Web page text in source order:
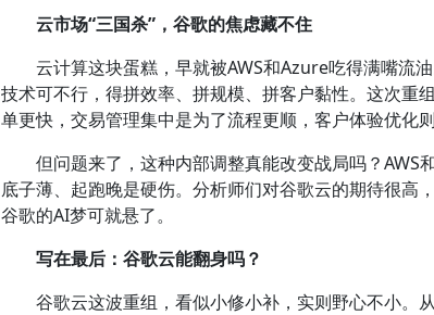
云市场“三国杀”，谷歌的焦虑藏不住
云计算这块蛋糕，早就被AWS和Azure吃得满嘴流
技术可不行，得拼效率、拼规模、拼客户黏性。这次重
单更快，交易管理集中是为了流程更顺，客户体验优化
但问题来了，这种内部调整真能改变战局吗？AWS
底子薄、起跑晚是硬伤。分析师们对谷歌云的期待很高
谷歌的AI梦可就悬了。
写在最后：谷歌云能翻身吗？
谷歌云这波重组，看似小修小补，实则野心不小。